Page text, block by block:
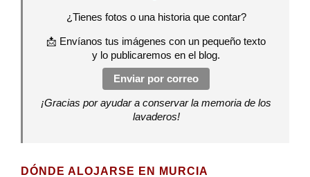
¿Tienes fotos o una historia que contar?
📩 Envíanos tus imágenes con un pequeño texto
y lo publicaremos en el blog.
Enviar por correo
¡Gracias por ayudar a conservar la memoria de los
lavaderos!
DÓNDE ALOJARSE EN MURCIA